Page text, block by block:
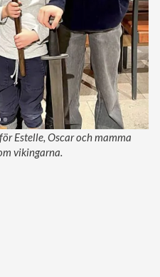
Estelle, Oscar och mamma
vikingarna.